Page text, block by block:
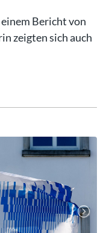
Bericht von
zeigten sich auch